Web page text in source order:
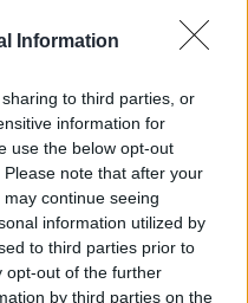
Information
to third parties, or
information for
use the below opt-out
note that after your
continue seeing
information utilized by
to third parties prior to
opt-out of the further
by third parties on the
d’éviter les jus de fruits
et pauvres en fibres.
de thé vert, non sucré, peut
consommation modérée de
du risque de démence.
en cas de diabète, de
végétarien. Enfin, en cas
ou de difficultés à effectuer